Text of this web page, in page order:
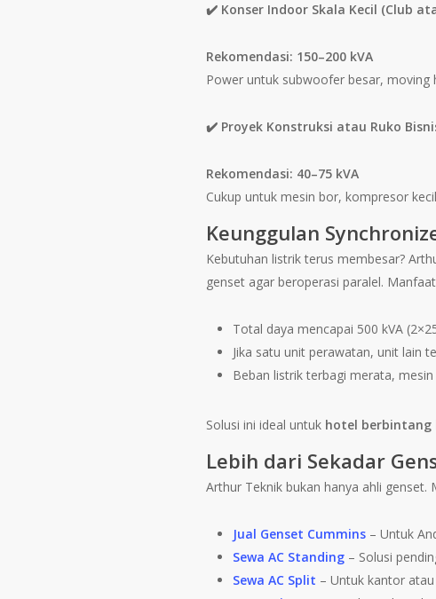
✔️ Konser Indoor Skala Kecil (Club
Rekomendasi: 150–200 kVA
Power untuk subwoofer besar, moving
✔️ Proyek Konstruksi atau Ruko
Rekomendasi: 40–75 kVA
Cukup untuk mesin bor, kompresor
Keunggulan
Kebutuhan listrik terus membesar?
genset agar beroperasi paralel.
Total daya mencapai 500 kVA
Jika satu unit perawatan, unit lain
Beban listrik terbagi merata,
Solusi ini ideal untuk hotel berbintang
Lebih dari Sekadar
Arthur Teknik bukan hanya ahli
Jual Genset Cummins – Untuk
Sewa AC Standing – Solusi
Sewa AC Split – Untuk kantor